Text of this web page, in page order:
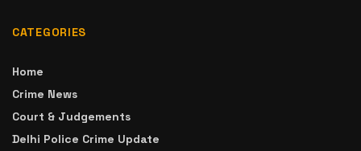
CATEGORIES
Home
Crime News
Court & Judgements
Delhi Police Crime Update